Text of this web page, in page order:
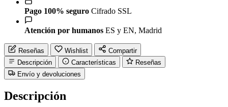
Pago 100% seguro Cifrado SSL
Atención por humanos ES y EN, Madrid
Reseñas Wishlist
Compartir
Descripción
Características
Reseñas
Envío y devoluciones
Descripción